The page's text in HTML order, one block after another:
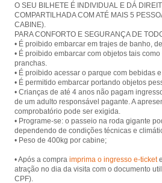
O SEU BILHETE É INDIVIDUAL E DÁ
COMPARTILHADA COM ATÉ MAIS 5
CABINE).
PARA CONFORTO E SEGURANÇA DE
• É proibido embarcar em trajes de banho,
• É proibido embarcar com objetos tais
pranchas.
• É proibido acessar o parque com bebidas
• É permitido embarcar portando objetos
• Crianças de até 4 anos não pagam
de um adulto responsável pagante. A
comprobatório pode ser exigida.
• Programe-se: o passeio na roda gigante
dependendo de condições técnicas e
• Peso de 400kg por cabine;
• Após a compra imprima o ingresso e-ticket
atração no dia da visita com o documento